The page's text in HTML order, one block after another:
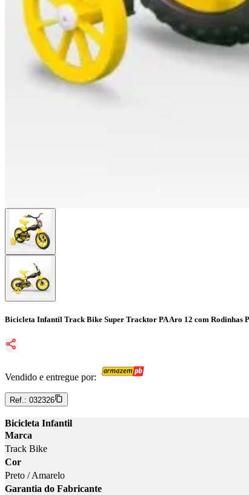
Bicicleta Infantil Track Bike Super Tracktor PA Aro 12 com Rodinhas
Vendido e entregue por:
Ref.: 032326
Bicicleta Infantil
Marca
Track Bike
Cor
Preto / Amarelo
Garantia do Fabricante